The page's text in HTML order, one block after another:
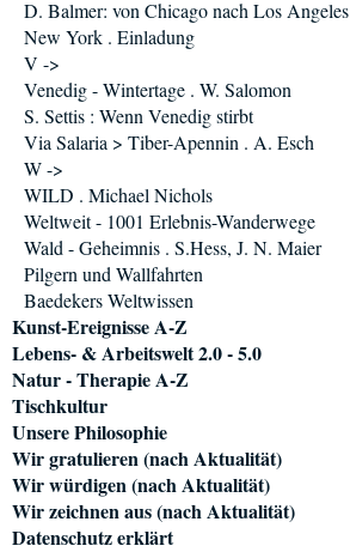
D. Balmer: von Chicago nach Los Angeles
New York . Einladung
V ->
Venedig - Wintertage . W. Salomon
S. Settis : Wenn Venedig stirbt
Via Salaria > Tiber-Apennin . A. Esch
W ->
WILD . Michael Nichols
Weltweit - 1001 Erlebnis-Wanderwege
Wald - Geheimnis . S.Hess, J. N. Maier
Pilgern und Wallfahrten
Baedekers Weltwissen
Kunst-Ereignisse A-Z
Lebens- & Arbeitswelt 2.0 - 5.0
Natur - Therapie A-Z
Tischkultur
Unsere Philosophie
Wir gratulieren (nach Aktualität)
Wir würdigen (nach Aktualität)
Wir zeichnen aus (nach Aktualität)
Datenschutz erklärt